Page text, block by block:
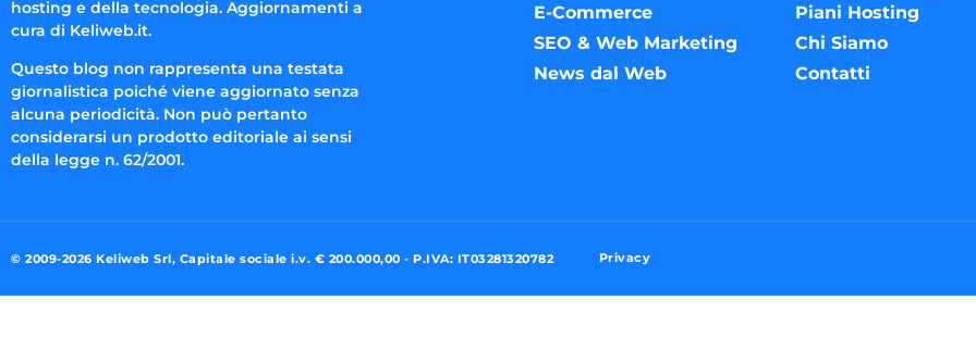
hosting e della tecnologia. Aggiornamenti a
cura di Keliweb.it.
Questo blog non rappresenta una testata
giornalistica poiché viene aggiornato senza
alcuna periodicità. Non può pertanto
considerarsi un prodotto editoriale ai sensi
della legge n. 62/2001.
E-Commerce
SEO & Web Marketing
News dal Web
Piani Hosting
Chi Siamo
Contatti
© 2009-2026 Keliweb Srl, Capitale sociale i.v. € 200.000,00 - P.IVA: IT03281320782 Privacy